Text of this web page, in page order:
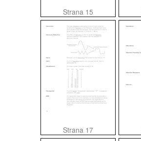
Strana 15
Strana 17